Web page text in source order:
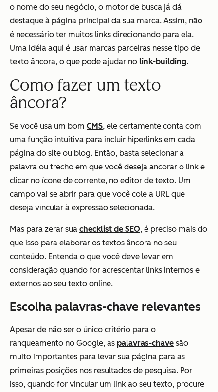
o nome do seu negócio, o motor de busca já dá
destaque à página principal da sua marca. Assim, não
é necessário ter muitos links direcionando para ela.
Uma idéia aqui é usar marcas parceiras nesse tipo de
texto âncora, o que pode ajudar no link-building.
Como fazer um texto
âncora?
Se você usa um bom CMS, ele certamente conta com
uma função intuitiva para incluir hiperlinks em cada
página do site ou blog. Então, basta selecionar a
palavra ou trecho em que você deseja ancorar o link e
clicar no ícone de corrente, no editor de texto. Um
campo vai se abrir para que você cole a URL que
deseja vincular à expressão selecionada.
Mas para zerar sua checklist de SEO, é preciso mais do
que isso para elaborar os textos âncora no seu
conteúdo. Entenda o que você deve levar em
consideração quando for acrescentar links internos e
externos ao seu texto online.
Escolha palavras-chave relevantes
Apesar de não ser o único critério para o
ranqueamento no Google, as palavras-chave são
muito importantes para levar sua página para as
primeiras posições nos resultados de pesquisa. Por
isso, quando for vincular um link ao seu texto, procure